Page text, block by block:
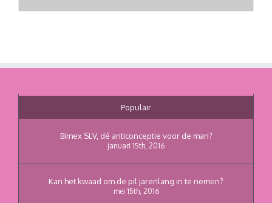
Populair
Bimex SLV, dé anticonceptie voor de man?
januari 15th, 2016
Kan het kwaad om de pil jarenlang in te nemen?
mei 15th, 2016